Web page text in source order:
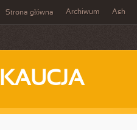
Strona główna Archiwum Ash
KAUCJA